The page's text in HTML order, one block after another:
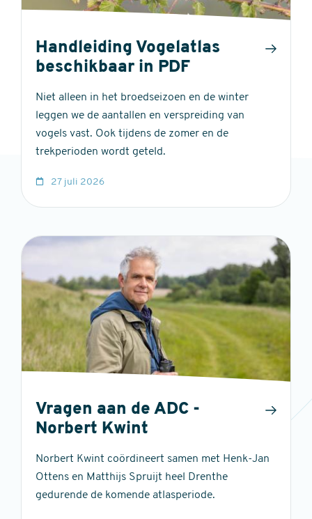
Handleiding Vogelatlas
beschikbaar in PDF
Niet alleen in het broedseizoen en de winter
leggen we de aantallen en verspreiding van
vogels vast. Ook tijdens de zomer en de
trekperioden wordt geteld.
27 juli 2026
Vragen aan de ADC -
Norbert Kwint
Norbert Kwint coördineert samen met Henk-Jan
Ottens en Matthijs Spruijt heel Drenthe
gedurende de komende atlasperiode.